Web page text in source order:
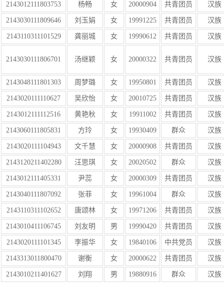
2143012111803753 杨畅 女 20000904 共青团员 汉族
2143030111809646 刘玉娟 女 19991225 共青团员 汉族
2143110311101529 龚丽城 女 19990612 共青团员 汉族
2143030111806701 汤继颖 女 20000322 共青团员 汉族
2143048111801303 周梦璐 女 19950801 共青团员 汉族
2143020111110627 吴欣怡 女 20010725 共青团员 汉族
2143012111112516 黄艳秋 女 19911002 共青团员 汉族
2143060111805831 方玲 女 19930409 群众 汉族
2143020111104943 文千慧 女 20000908 共青团员 汉族
2143120211402280 汪思琪 女 20020502 群众 汉族
2143012111405331 尹蕊 女 20000309 共青团员 汉族
2143040111807092 张菲 女 19961004 群众 汉族
2143110311102652 唐颂林 女 19971206 共青团员 汉族
2143010411106745 刘友明 男 19990420 共青团员 汉族
2143020111101345 李振华 女 19840106 中共党员 汉族
2143313011800470 谢衡 女 20000622 共青团员 汉族
2143010211401627 刘翔 男 19880916 群众 汉族